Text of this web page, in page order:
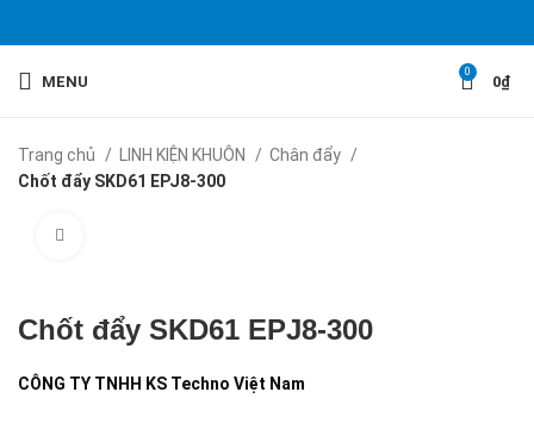
MENU
0
0₫
Trang chủ LINH KIỆN KHUÔN
Chân đẩy
Chốt đẩy SKD61 EPJ8-300
Chốt đẩy SKD61 EPJ8-300
CÔNG TY TNHH KS Techno Việt Nam